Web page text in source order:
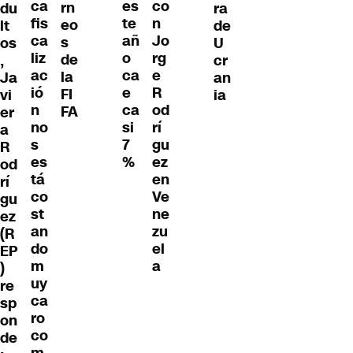
du
lt
os
,
Ja
vi
er
a
R
od
rí
gu
ez
(R
EP
)
re
sp
on
de
ca
fis
ca
liz
ac
ió
n
no
s
es
tá
co
st
an
do
m
uy
ca
ro
co
rn
eo
s
de
la
FI
FA
es
te
añ
o
ca
e
ca
si
7
%
co
n
Jo
rg
e
R
od
rí
gu
ez
en
Ve
ne
zu
el
a
ra
de
U
cr
an
ia